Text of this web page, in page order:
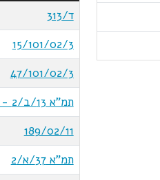
ד/313
15/101/02/3
47/101/02/3
תמ"א 13/ב/2 - נמל אשדוד
189/02/11
תמ"א 37/א/2